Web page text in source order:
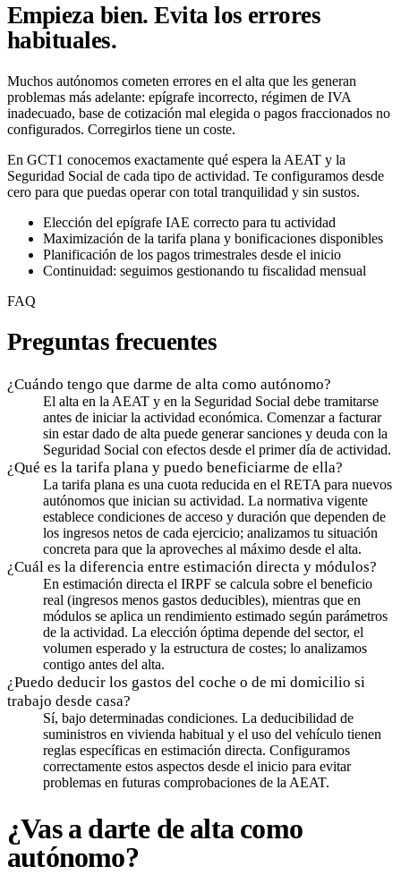
Empieza bien. Evita los errores
habituales.
Muchos autónomos cometen errores en el alta que les generan
problemas más adelante: epígrafe incorrecto, régimen de IVA
inadecuado, base de cotización mal elegida o pagos fraccionados no
configurados. Corregirlos tiene un coste.
En GCT1 conocemos exactamente qué espera la AEAT y la
Seguridad Social de cada tipo de actividad. Te configuramos desde
cero para que puedas operar con total tranquilidad y sin sustos.
Elección del epígrafe IAE correcto para tu actividad
Maximización de la tarifa plana y bonificaciones disponibles
Planificación de los pagos trimestrales desde el inicio
Continuidad: seguimos gestionando tu fiscalidad mensual
FAQ
Preguntas frecuentes
¿Cuándo tengo que darme de alta como autónomo?
El alta en la AEAT y en la Seguridad Social debe tramitarse
antes de iniciar la actividad económica. Comenzar a facturar
sin estar dado de alta puede generar sanciones y deuda con la
Seguridad Social con efectos desde el primer día de actividad.
¿Qué es la tarifa plana y puedo beneficiarme de ella?
La tarifa plana es una cuota reducida en el RETA para nuevos
autónomos que inician su actividad. La normativa vigente
establece condiciones de acceso y duración que dependen de
los ingresos netos de cada ejercicio; analizamos tu situación
concreta para que la aproveches al máximo desde el alta.
¿Cuál es la diferencia entre estimación directa y módulos?
En estimación directa el IRPF se calcula sobre el beneficio
real (ingresos menos gastos deducibles), mientras que en
módulos se aplica un rendimiento estimado según parámetros
de la actividad. La elección óptima depende del sector, el
volumen esperado y la estructura de costes; lo analizamos
contigo antes del alta.
¿Puedo deducir los gastos del coche o de mi domicilio si
trabajo desde casa?
Sí, bajo determinadas condiciones. La deducibilidad de
suministros en vivienda habitual y el uso del vehículo tienen
reglas específicas en estimación directa. Configuramos
correctamente estos aspectos desde el inicio para evitar
problemas en futuras comprobaciones de la AEAT.
¿Vas a darte de alta como
autónomo?